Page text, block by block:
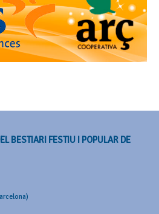
BESTIARI FESTIU I POPULAR DE